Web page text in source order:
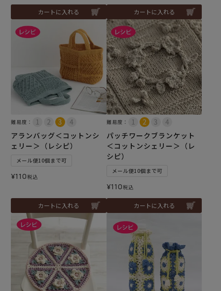
カートに入れる カートに入れる
難易度：
アランバッグ＜コットンシ
ェリー＞（レシピ）
メール便10個まで可
¥110税込
カートに入れる
難易度：
パッチワークブランケット
＜コットンシェリー＞（レ
シピ）
メール便10個まで可
¥110税込
カートに入れる